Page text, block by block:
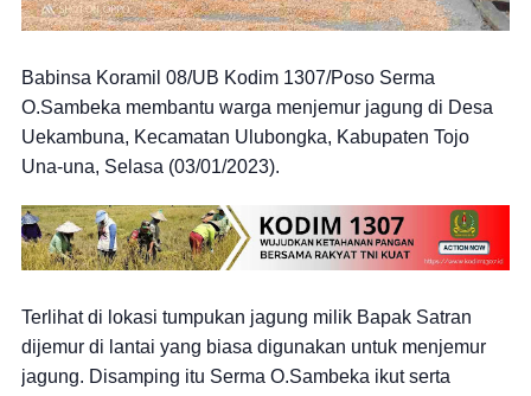
Babinsa Koramil 08/UB Kodim 1307/Poso Serma
O.Sambeka membantu warga menjemur jagung di Desa
Uekambuna, Kecamatan Ulubongka, Kabupaten Tojo
Una-una, Selasa (03/01/2023).
Terlihat di lokasi tumpukan jagung milik Bapak Satran
dijemur di lantai yang biasa digunakan untuk menjemur
jagung. Disamping itu Serma O.Sambeka ikut serta